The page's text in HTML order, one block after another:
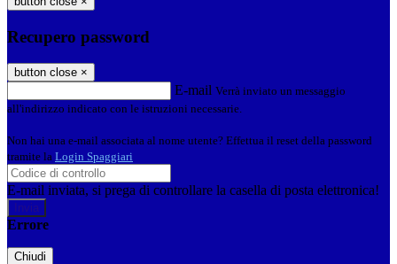
Recupero password
button close ×
E-mail Verrà inviato un messaggio
all'indirizzo indicato con le istruzioni necessarie.
Non hai una e-mail associata al nome utente? Effettua il reset della password
tramite la Login Spaggiari
E-mail inviata, si prega di controllare la casella di posta elettronica!
Errore
Chiudi